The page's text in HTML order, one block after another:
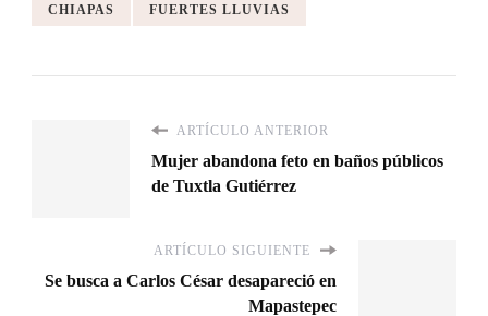
CHIAPAS FUERTES LLUVIAS
ARTÍCULO ANTERIOR
Mujer abandona feto en baños públicos
de Tuxtla Gutiérrez
ARTÍCULO SIGUIENTE
Se busca a Carlos César desapareció en
Mapastepec